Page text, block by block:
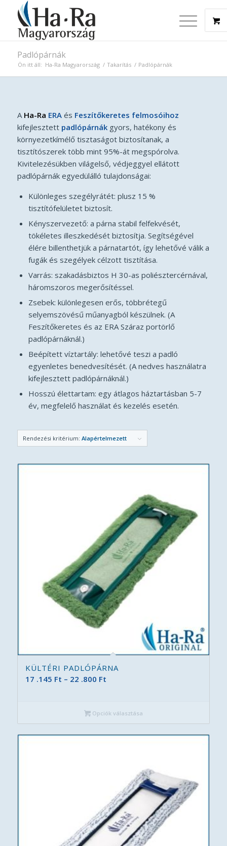
Padlópárnák
Ön itt áll: Ha-Ra Magyarország / Takarítás / Padlópárnák
A Ha-Ra ERAés Feszítőkeretes felmosóihoz
kifejlesztett padlópárnákgyors, hatékony és
környezetkímélő tisztaságot biztosítanak, a
tisztítószerek több mint 95%-át megspórolva.
Kivitelezésükben világelső, védjeggyel ellátott
padlópárnák egyedülálló tulajdonságai:
Különleges szegélyrátét: plusz 15 %
tisztítófelületet biztosít.
Kényszervezető: a párna stabil felfekvését,
tökéletes illeszkedését biztosítja. Segítségével
élére billenthetjük a párnatartót, így lehetővé válik a
fugák és szegélyek célzott tisztítása.
Varrás: szakadásbiztos H 30-as poliésztercérnával,
háromszoros megerősítéssel.
Zsebek: különlegesen erős, többrétegű
selyemszövésű műanyagból készülnek. (A
Feszítőkeretes és az ERA Száraz portörlő
padlópárnáknál.)
Beépített víztartály: lehetővé teszi a padló
egyenletes benedvesítését. (A nedves használatra
kifejlesztett padlópárnáknál.)
Hosszú élettartam: egy átlagos háztartásban 5-7
év, megfelelő használat és kezelés esetén.
Rendezési kritérium: Alapértelmezett
KÜLTÉRI PADLÓPÁRNA
17 .145 Ft – 22 .800 FtÁrtartomány:
-
22
.800 Ft
Opciók választása